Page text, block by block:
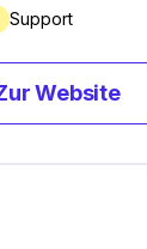
Support
Website